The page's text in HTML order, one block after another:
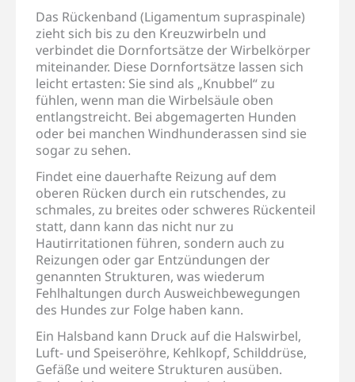
Das Rückenband (Ligamentum supraspinale)
zieht sich bis zu den Kreuzwirbeln und
verbindet die Dornfortsätze der Wirbelkörper
miteinander. Diese Dornfortsätze lassen sich
leicht ertasten: Sie sind als „Knubbel“ zu
fühlen, wenn man die Wirbelsäule oben
entlangstreicht. Bei abgemagerten Hunden
oder bei manchen Windhunderassen sind sie
sogar zu sehen.
Findet eine dauerhafte Reizung auf dem
oberen Rücken durch ein rutschendes, zu
schmales, zu breites oder schweres Rückenteil
statt, dann kann das nicht nur zu
Hautirritationen führen, sondern auch zu
Reizungen oder gar Entzündungen der
genannten Strukturen, was wiederum
Fehlhaltungen durch Ausweichbewegungen
des Hundes zur Folge haben kann.
Ein Halsband kann Druck auf die Halswirbel,
Luft- und Speiseröhre, Kehlkopf, Schilddrüse,
Gefäße und weitere Strukturen ausüben.